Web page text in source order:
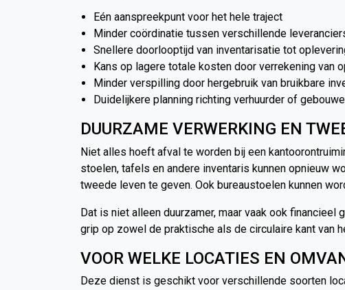
Eén aanspreekpunt voor het hele traject
Minder coördinatie tussen verschillende
Snellere doorlooptijd van inventarisatie tot
Kans op lagere totale kosten door verrekening van
Minder verspilling door hergebruik van bruikbare
Duidelijkere planning richting verhuurder of
DUURZAME VERWERKING EN
Niet alles hoeft afval te worden bij een
stoelen, tafels en andere inventaris kunnen opnieuw
tweede leven te geven. Ook bureaustoelen kunnen
Dat is niet alleen duurzamer, maar vaak ook
grip op zowel de praktische als de circulaire kant van
VOOR WELKE LOCATIES EN
Deze dienst is geschikt voor verschillende soorten